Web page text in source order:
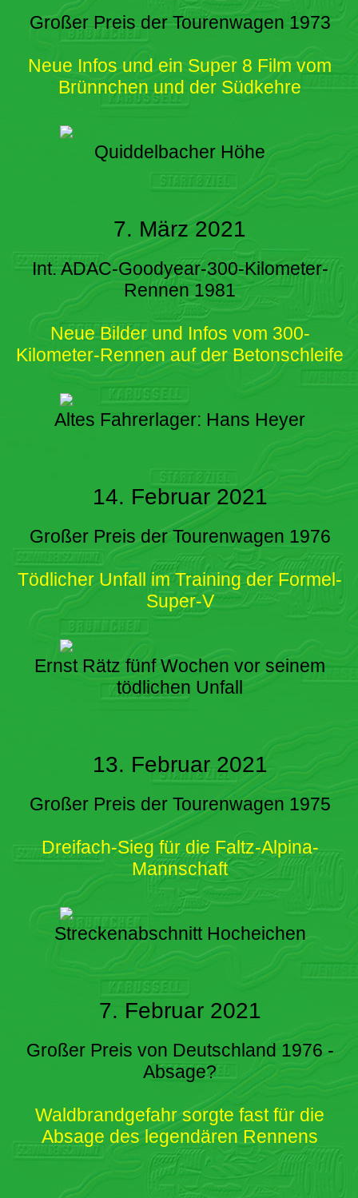
Großer Preis der Tourenwagen 1973
Neue Infos und ein Super 8 Film vom
Brünnchen und der Südkehre
Quiddelbacher Höhe
7. März 2021
Int. ADAC-Goodyear-300-Kilometer-
Rennen 1981
Neue Bilder und Infos vom 300-
Kilometer-Rennen auf der Betonschleife
Altes Fahrerlager: Hans Heyer
14. Februar 2021
Großer Preis der Tourenwagen 1976
Tödlicher Unfall im Training der Formel-
Super-V
Ernst Rätz fünf Wochen vor seinem
tödlichen Unfall
13. Februar 2021
Großer Preis der Tourenwagen 1975
Dreifach-Sieg für die Faltz-Alpina-
Mannschaft
Streckenabschnitt Hocheichen
7. Februar 2021
Großer Preis von Deutschland 1976 -
Absage?
Waldbrandgefahr sorgte fast für die
Absage des legendären Rennens